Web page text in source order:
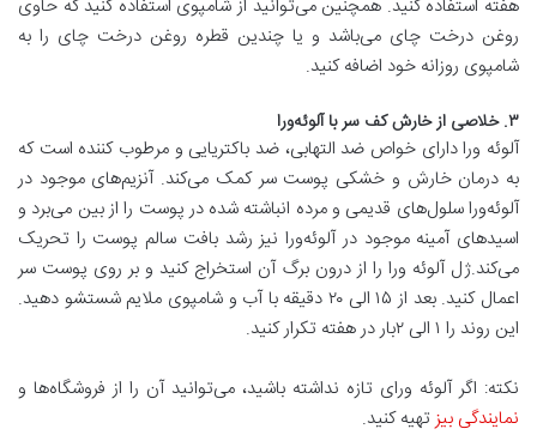
هفته استفاده کنید. همچنین می‌توانید از شامپوی استفاده کنید که حاوی
روغن درخت چای می‌باشد و یا چندین قطره روغن درخت چای را به
شامپوی روزانه خود اضافه کنید.
۳. خلاصی از خارش کف سر با آلوئه‌ورا
آلوئه ورا دارای خواص ضد التهابی، ضد باکتریایی و مرطوب کننده است که
به درمان خارش و خشکی پوست سر کمک می‌کند. آنزیم‌های موجود در
آلوئه‌ورا سلول‌های قدیمی و مرده انباشته شده در پوست را از بین می‌برد و
اسید‌های آمینه موجود در آلوئه‌ورا نیز رشد بافت سالم پوست را تحریک
می‌کند.ژل آلوئه ورا را از درون برگ آن استخراج کنید و بر روی پوست سر
اعمال کنید. بعد از ۱۵ الی ۲۰ دقیقه با آب و شامپوی ملایم شستشو دهید.
این روند را ۱ الی ۲بار در هفته تکرار کنید.
نکته: اگر آلوئه ورای تازه نداشته باشید، می‌توانید آن را از فروشگاه‌ها و
نمایندگی بیزتهیه کنید.